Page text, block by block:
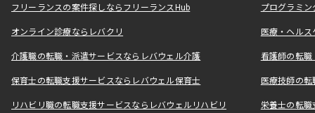
フリーランスの案件探しならフリーランスHub プログラミ
オンライン診療ならレバクリ 医療・ヘル
介護職の転職・派遣サービスならレバウェル介護 看護師の転
保育士の転職支援サービスならレバウェル保育士 医療技師の
リハビリ職の転職支援サービスならレバウェルリハビリ 栄養士の転